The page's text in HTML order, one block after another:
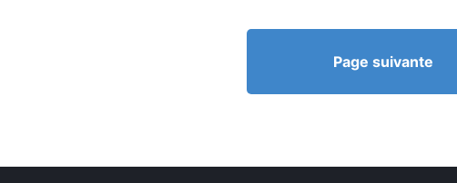
Page suivante